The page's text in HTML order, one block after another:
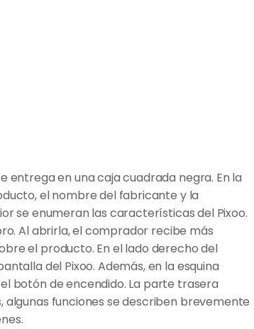
entrega en una caja cuadrada negra. En la
el nombre del fabricante y la
se enumeran las características del Pixoo.
Al abrirla, el comprador recibe más
el producto. En el lado derecho del
del Pixoo. Además, en la esquina
botón de encendido. La parte trasera
funciones se describen brevemente